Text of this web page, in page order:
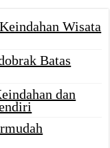
Wisata
Batas
dan